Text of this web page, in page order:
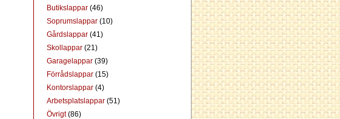
Butikslappar (46)
Soprumslappar (10)
Gårdslappar (41)
Skollappar (21)
Garagelappar (39)
Förrådslappar (15)
Kontorslappar (4)
Arbetsplatslappar (51)
Övrigt(86)